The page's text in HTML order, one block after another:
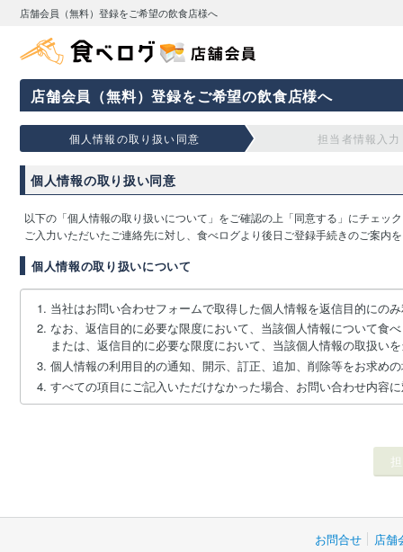
店舗会員（無料）登録をご希望の飲食店様へ
店舗会員（無料）登録をご希望の飲食店様へ
個人情報の取り扱い同意 担当者情報入力
個人情報の取り扱い同意
以下の「個人情報の取り扱いについて」をご確認の上「同意する」にチェッ
ご入力いただいたご連絡先に対し、食べログより後日ご登録手続きのご案内
個人情報の取り扱いについて
当社はお問い合わせフォームで取得した個人情報を返信目的にの
なお、返信目的に必要な限度において、当該個人情報について食
または、返信目的に必要な限度において、当該個人情報の取扱い
個人情報の利用目的の通知、開示、訂正、追加、削除等をお求め
すべての項目にご記入いただけなかった場合、お問い合わせ内容
お問合せ 店舗